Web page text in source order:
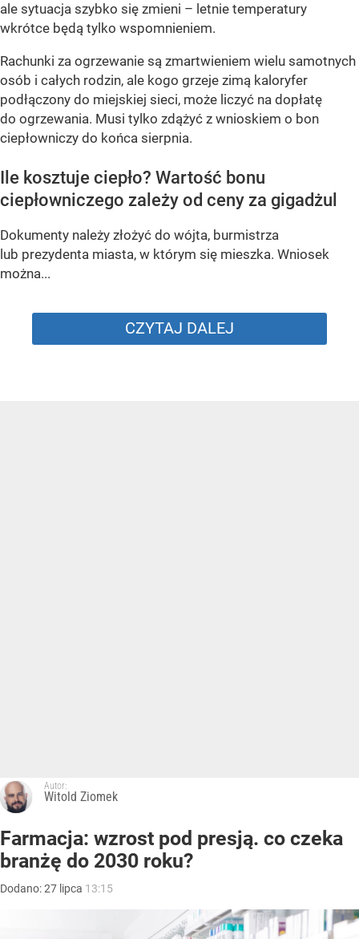
ale sytuacja szybko się zmieni – letnie temperatury
wkrótce będą tylko wspomnieniem.
Rachunki za ogrzewanie są zmartwieniem wielu samotnych
osób i całych rodzin, ale kogo grzeje zimą kaloryfer
podłączony do miejskiej sieci, może liczyć na dopłatę
do ogrzewania. Musi tylko zdążyć z wnioskiem o bon
ciepłowniczy do końca sierpnia.
Ile kosztuje ciepło? Wartość bonu
ciepłowniczego zależy od ceny za gigadżul
Dokumenty należy złożyć do wójta, burmistrza
lub prezydenta miasta, w którym się mieszka. Wniosek
można...
CZYTAJ DALEJ
Autor:
Witold Ziomek
Farmacja: wzrost pod presją. co czeka
branżę do 2030 roku?
Dodano:27 lipca 13:15